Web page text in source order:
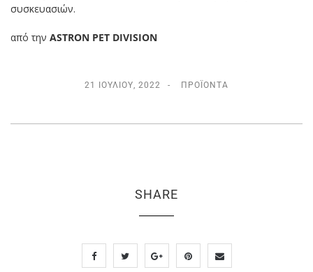
συσκευασιών.
από την ASTRON PET DIVISION
21 ΙΟΥΛΊΟΥ, 2022 ΠΡΟΪΌΝΤΑ
SHARE